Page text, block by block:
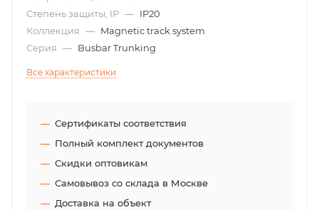
Степень защиты, IP — IP20
Коллекция — Magnetic track system
Серия — Busbar Trunking
Все характеристики
Сертификаты соответствия
Полный комплект документов
Скидки оптовикам
Самовывоз со склада в Москве
Доставка на объект